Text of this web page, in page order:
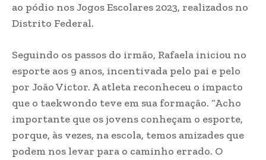
ao pódio nos Jogos Escolares 2023, realizados no
Distrito Federal.
Seguindo os passos do irmão, Rafaela iniciou no
esporte aos 9 anos, incentivada pelo pai e pelo
por João Victor. A atleta reconheceu o impacto
que o taekwondo teve em sua formação. “Acho
importante que os jovens conheçam o esporte,
porque, às vezes, na escola, temos amizades que
podem nos levar para o caminho errado. O